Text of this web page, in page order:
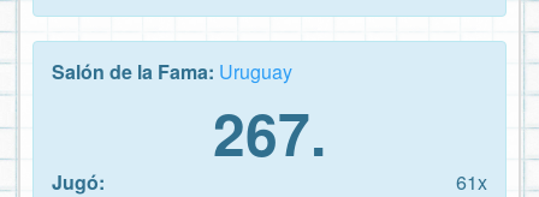
Salón de la Fama: Uruguay
267.
Jugó:
61x